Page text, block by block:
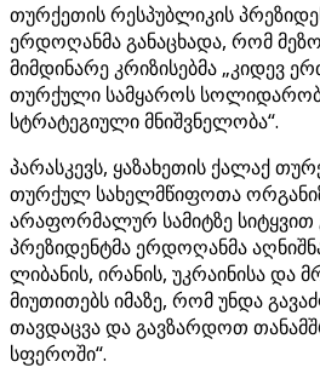
თურქეთის რესპუბლიკის
ერდოღანმა განაცხადა, რომ
მიმდინარე კრიზისებმა „კიდევ
თურქული სამყაროს
სტრატეგიული მნიშვნელობა“.
პარასკევს, ყაზახეთის ქალაქ
თურქულ სახელმწიფოთა
არაფორმალურ სამიტზე სიტყვით
პრეზიდენტმა ერდოღანმა
ლიბანის, ირანის, უკრაინისა და
მიუთითებს იმაზე, რომ უნდა
თავდაცვა და გავზარდოთ
სფეროში“.